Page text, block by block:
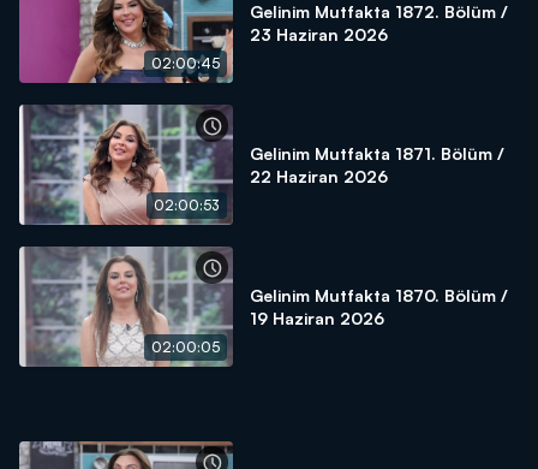
02:00:45
Gelinim Mutfakta 1872. Bölüm /
23 Haziran 2026
02:00:53
Gelinim Mutfakta 1871. Bölüm /
22 Haziran 2026
02:00:05
Gelinim Mutfakta 1870. Bölüm /
19 Haziran 2026